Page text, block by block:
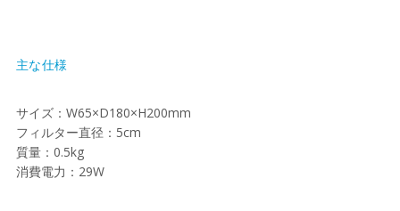
主な仕様
サイズ：W65×D180×H200mm
フィルター直径：5cm
質量：0.5kg
消費電力：29W